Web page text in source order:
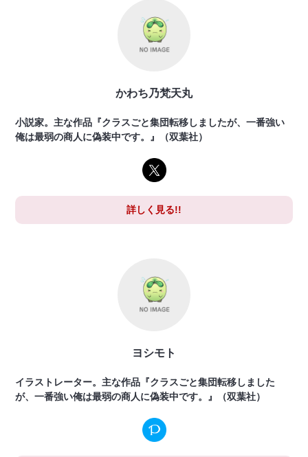
かわち乃梵天丸
小説家。主な作品『クラスごと集団転移しましたが、一番強い
俺は最弱の商人に偽装中です。』（双葉社）
詳しく見る!!
ヨシモト
イラストレーター。主な作品『クラスごと集団転移しました
が、一番強い俺は最弱の商人に偽装中です。』（双葉社）